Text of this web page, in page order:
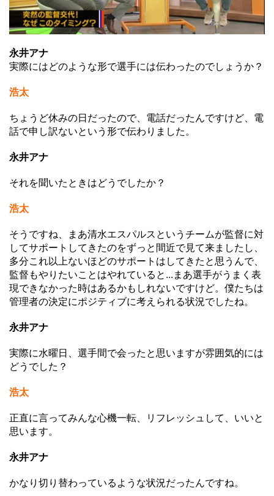
永井アナ
実際にはどのような形で選手には伝わったのでしょうか？
浩太
ちょうど休みの日だったので、電話だったんですけど、電
話で申し訳ないという形で伝わりました。
永井アナ
それを聞いたときはどうでしたか？
浩太
そうですね、まあ清水エスパルスというチームが監督に対
してサポートしてきたのをずっと間近で見て来ましたし、
多分これ以上ないほどのサポートはしてきたと思うんで、
監督もやりたいことはやれていると...まあ選手がうまく表
現できなかった時はあるかもしれないですけど。僕たちは
管理者の決定にポジティブに考えられる状況でしたね。
永井アナ
実際に水曜日、選手間で会ったと思いますが雰囲気的には
どうでした？
浩太
正直に言ってみんな心機一転、リフレッシュして、いいと
思います。
永井アナ
かなり切り替わっているような状況だったんですね。